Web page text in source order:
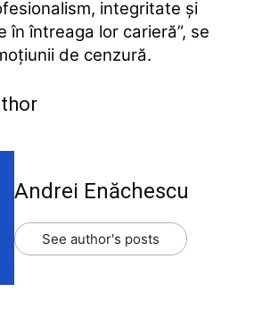
integritate şi
în întreaga lor carieră”, se
de cenzură.
Andrei Enăchescu
See author's posts